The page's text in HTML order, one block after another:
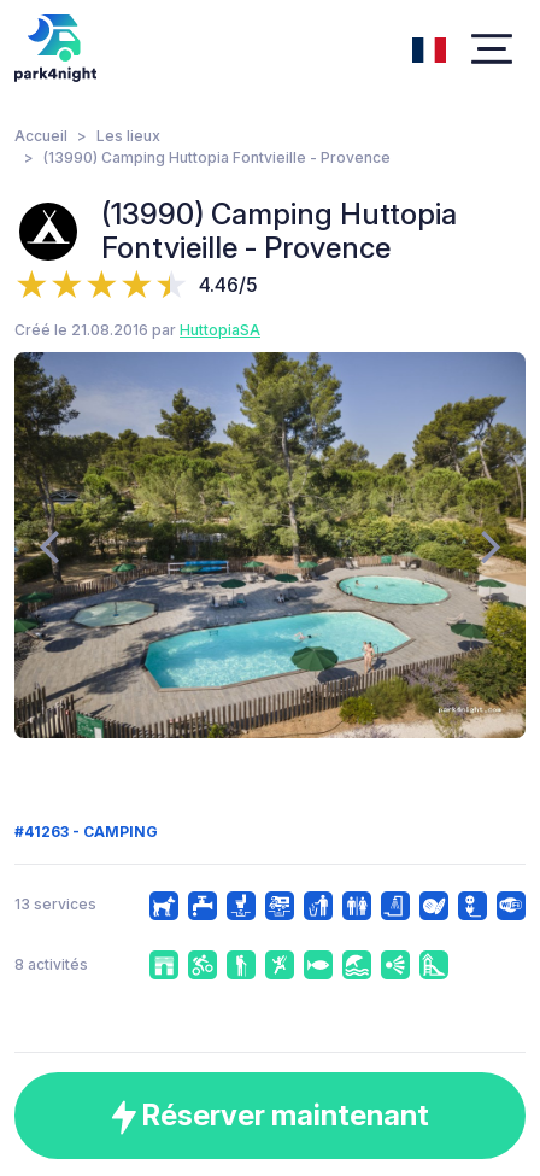
Accueil
Les lieux
(13990) Camping Huttopia Fontvieille - Provence
(13990) Camping Huttopia
Fontvieille - Provence
4.46/5
Créé le 21.08.2016 par HuttopiaSA
#41263 - CAMPING
13 services
8 activités
Réserver maintenant